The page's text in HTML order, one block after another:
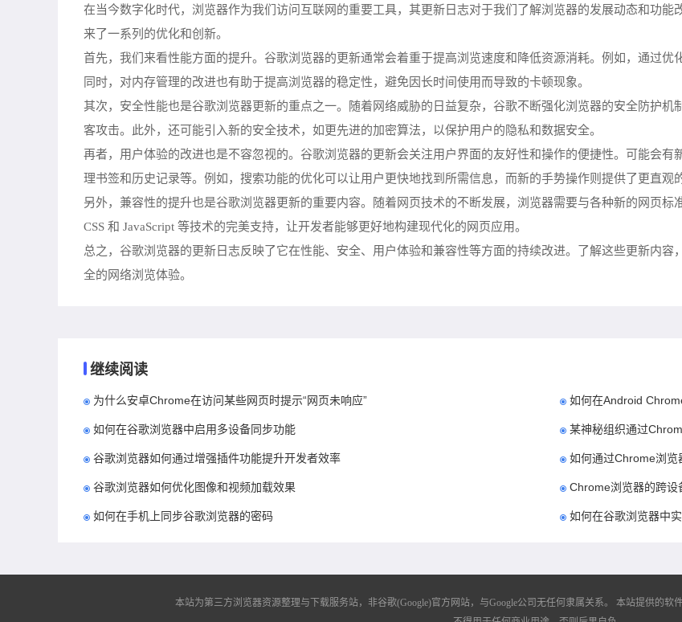
在当今数字化时代，浏览器作为我们访问互联网的重要工具，其更新日志对于我们了解浏览器的发展动态和功
来了一系列的优化和创新。
首先，我们来看性能方面的提升。谷歌浏览器的更新通常会着重于提高浏览速度和降低资源消耗。例如，通过优
同时，对内存管理的改进也有助于提高浏览器的稳定性，避免因长时间使用而导致的卡顿现象。
其次，安全性能也是谷歌浏览器更新的重点之一。随着网络威胁的日益复杂，谷歌不断强化浏览器的安全防护
客攻击。此外，还可能引入新的安全技术，如更先进的加密算法，以保护用户的隐私和数据安全。
再者，用户体验的改进也是不容忽视的。谷歌浏览器的更新会关注用户界面的友好性和操作的便捷性。可能会
理书签和历史记录等。例如，搜索功能的优化可以让用户更快地找到所需信息，而新的手势操作则提供了更直观
另外，兼容性的提升也是谷歌浏览器更新的重要内容。随着网页技术的不断发展，浏览器需要与各种新的网页标
CSS 和 JavaScript 等技术的完美支持，让开发者能够更好地构建现代化的网页应用。
总之，谷歌浏览器的更新日志反映了它在性能、安全、用户体验和兼容性等方面的持续改进。了解这些更新内
全的网络浏览体验。
继续阅读
为什么安卓Chrome在访问某些网页时提示“网页未响应” 如何在Android
如何在谷歌浏览器中启用多设备同步功能 某神秘组织通过
谷歌浏览器如何通过增强插件功能提升开发者效率 如何通过Chrome浏览
谷歌浏览器如何优化图像和视频加载效果 Chrome浏览器的跨设
如何在手机上同步谷歌浏览器的密码 如何在谷歌浏览器中
本站为第三方浏览器资源整理与下载服务站，非谷歌(Google)官方网站，与Google公司无任何隶属关系。
本站提供的软